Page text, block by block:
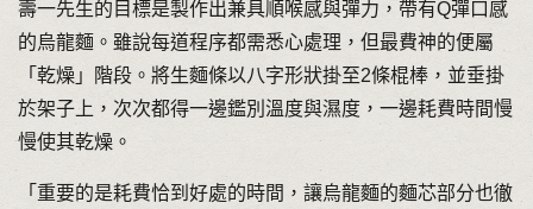
壽一先生的目標是製作出兼具順喉感與彈力，帶有Q彈口感
的烏龍麵。雖說每道程序都需悉心處理，但最費神的便屬
「乾燥」階段。將生麵條以八字形狀掛至2條棍棒，並垂掛
於架子上，次次都得一邊鑑別溫度與濕度，一邊耗費時間慢
慢使其乾燥。
「重要的是耗費恰到好處的時間，讓烏龍麵的麵芯部分也徹